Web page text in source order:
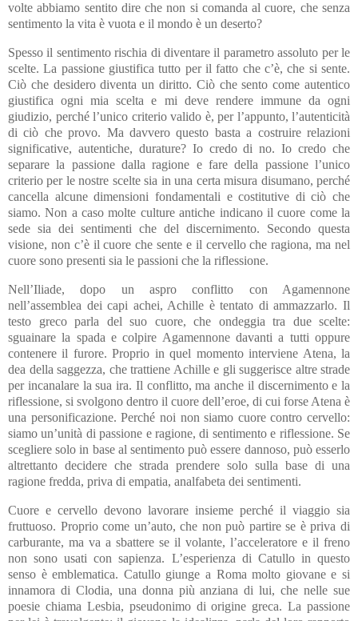
volte abbiamo sentito dire che non si comanda al cuore, che senza
sentimento la vita è vuota e il mondo è un deserto?
Spesso il sentimento rischia di diventare il parametro assoluto per le
scelte. La passione giustifica tutto per il fatto che c’è, che si sente.
Ciò che desidero diventa un diritto. Ciò che sento come autentico
giustifica ogni mia scelta e mi deve rendere immune da ogni
giudizio, perché l’unico criterio valido è, per l’appunto, l’autenticità
di ciò che provo. Ma davvero questo basta a costruire relazioni
significative, autentiche, durature? Io credo di no. Io credo che
separare la passione dalla ragione e fare della passione l’unico
criterio per le nostre scelte sia in una certa misura disumano, perché
cancella alcune dimensioni fondamentali e costitutive di ciò che
siamo. Non a caso molte culture antiche indicano il cuore come la
sede sia dei sentimenti che del discernimento. Secondo questa
visione, non c’è il cuore che sente e il cervello che ragiona, ma nel
cuore sono presenti sia le passioni che la riflessione.
Nell’Iliade, dopo un aspro conflitto con Agamennone
nell’assemblea dei capi achei, Achille è tentato di ammazzarlo. Il
testo greco parla del suo cuore, che ondeggia tra due scelte:
sguainare la spada e colpire Agamennone davanti a tutti oppure
contenere il furore. Proprio in quel momento interviene Atena, la
dea della saggezza, che trattiene Achille e gli suggerisce altre strade
per incanalare la sua ira. Il conflitto, ma anche il discernimento e la
riflessione, si svolgono dentro il cuore dell’eroe, di cui forse Atena è
una personificazione. Perché noi non siamo cuore contro cervello:
siamo un’unità di passione e ragione, di sentimento e riflessione. Se
scegliere solo in base al sentimento può essere dannoso, può esserlo
altrettanto decidere che strada prendere solo sulla base di una
ragione fredda, priva di empatia, analfabeta dei sentimenti.
Cuore e cervello devono lavorare insieme perché il viaggio sia
fruttuoso. Proprio come un’auto, che non può partire se è priva di
carburante, ma va a sbattere se il volante, l’acceleratore e il freno
non sono usati con sapienza. L’esperienza di Catullo in questo
senso è emblematica. Catullo giunge a Roma molto giovane e si
innamora di Clodia, una donna più anziana di lui, che nelle sue
poesie chiama Lesbia, pseudonimo di origine greca. La passione